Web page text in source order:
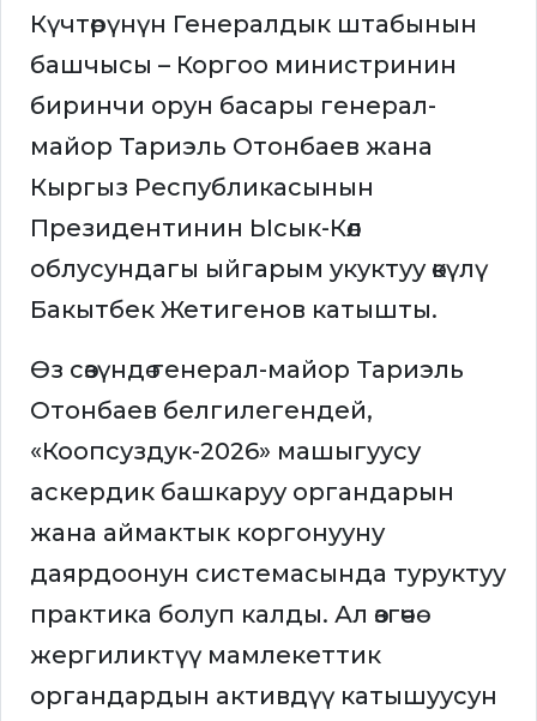
Күчтөрүнүн Генералдык штабынын
башчысы – Коргоо министринин
биринчи орун басары генерал-
майор Тариэль Отонбаев жана
Кыргыз Республикасынын
Президентинин Ысык-Көл
облусундагы ыйгарым укуктуу өкүлү
Бакытбек Жетигенов катышты.
Өз сөзүндө генерал-майор Тариэль
Отонбаев белгилегендей,
«Коопсуздук-2026» машыгуусу
аскердик башкаруу органдарын
жана аймактык коргонууну
даярдоонун системасында туруктуу
практика болуп калды. Ал өзгөчө
жергиликтүү мамлекеттик
органдардын активдүү катышуусун